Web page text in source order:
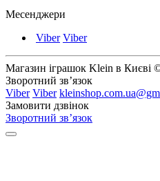
Месенджери
Viber Viber
Магазин іграшок Klein в Києві
Зворотний зв’язок
Viber Viber
Замовити дзвінок
Зворотний зв’язок